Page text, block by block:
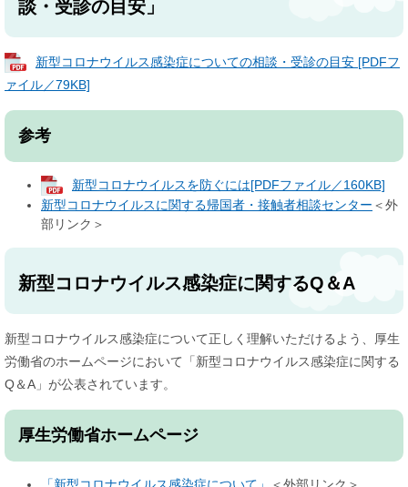
談・受診の目安」
新型コロナウイルス感染症についての相談・受診の目安 [PDFフ
ァイル／79KB]
参考
新型コロナウイルスを防ぐには[PDFファイル／160KB]
新型コロナウイルスに関する帰国者・接触者相談センター ＜外
部リンク＞
新型コロナウイルス感染症に関するQ＆A
新型コロナウイルス感染症について正しく理解いただけるよう、厚生
労働省のホームページにおいて「新型コロナウイルス感染症に関する
Q＆A」が公表されています。
厚生労働省ホームページ